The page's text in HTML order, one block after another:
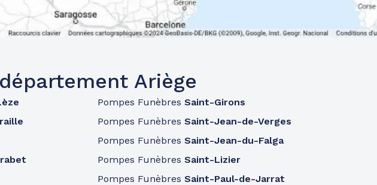
Ariège
Pompes FunèbresSaint-Girons
Pompes FunèbresSaint-Jean-de-Verges
Pompes FunèbresSaint-Jean-du-Falga
Pompes FunèbresSaint-Lizier
Pompes FunèbresSaint-Paul-de-Jarrat